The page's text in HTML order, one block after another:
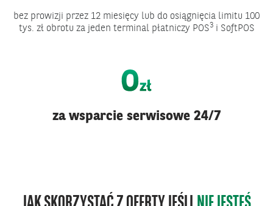
bez prowizji przez 12 miesięcy lub do osiągnięcia limitu 100
tys. zł obrotu za jeden terminal płatniczy POS3i SoftPOS
za wsparcie serwisowe 24/7